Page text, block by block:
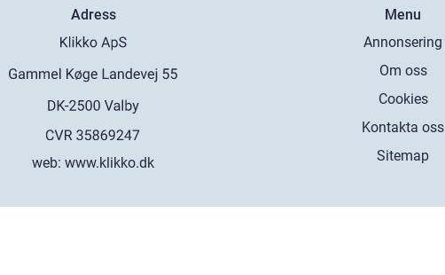
Adress
web:www.klikko.dk
Menu
Annonsering
Om oss
Cookies
Kontakta oss
Sitemap